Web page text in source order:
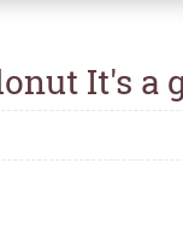
It's a